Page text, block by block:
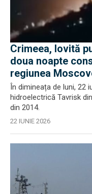
Crimeea, lovită
doua noapte
regiunea
În dimineața de luni, 22
hidroelectrică Tavrisk
din 2014.
22 IUNIE 2026